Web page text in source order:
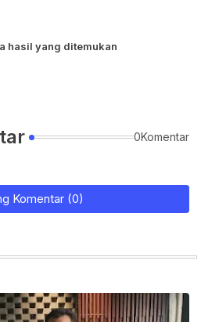
hasil yang ditemukan
0Komentar
Komentar (0)